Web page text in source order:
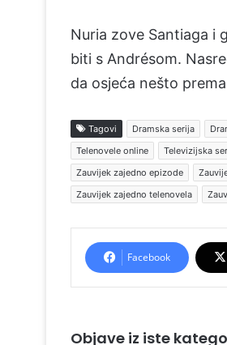
Nuria zove Santiaga i
biti s Andrésom.
da osjeća nešto
Tagovi Dramska serija
Telenovele online
Televizijska
Zauvijek zajedno epizode
Zauvijek zajedno telenovela
Facebook
Objave iz iste